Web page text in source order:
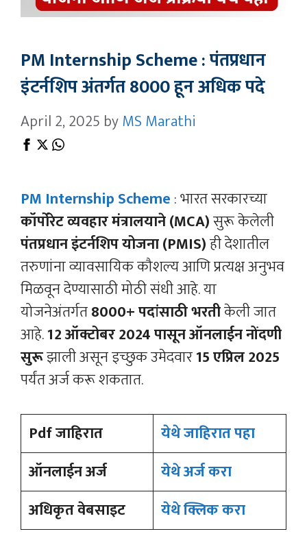
PM Internship Scheme : पंतप्रधान
इंटर्नशिप अंतर्गत 8000 हून अधिक पदे
April 2, 2025 byMS Marathi
PM Internship Scheme: भारत सरकारच्या
कॉर्पोरेट व्यवहार मंत्रालयाने (MCA)सुरू केलेली
पंतप्रधान इंटर्नशिप योजना (PMIS)ही देशातील
तरुणांना व्यावसायिक कौशल्य आणि प्रत्यक्ष अनुभव
मिळवून देण्यासाठी मोठी संधी आहे. या
योजनेअंतर्गत8000+ पदांसाठी भरतीकेली जात
आहे.12 ऑक्टोबर 2024 पासून ऑनलाईन नोंदणी
सुरूझाली असून इच्छुक उमेदवार15 एप्रिल 2025
पर्यंत अर्ज करू शकतात.
Pdf जाहिरात
येथे जाहिरात पहा
ऑनलाईन अर्ज
येथे अर्ज करा
अधिकृत वेबसाइट
येथे क्लिक करा